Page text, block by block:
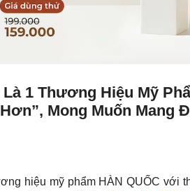
1 Thương Hiệu Mỹ
Mong Muốn Mang
hiệu mỹ phẩm HÀN QUỐC với